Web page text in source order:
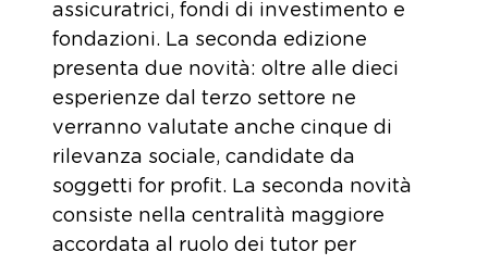
assicuratrici, fondi di investimento e
fondazioni. La seconda edizione
presenta due novità: oltre alle dieci
esperienze dal terzo settore ne
verranno valutate anche cinque di
rilevanza sociale, candidate da
soggetti for profit. La seconda novità
consiste nella centralità maggiore
accordata al ruolo dei tutor per